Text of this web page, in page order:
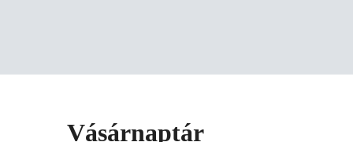
Vásárnaptár